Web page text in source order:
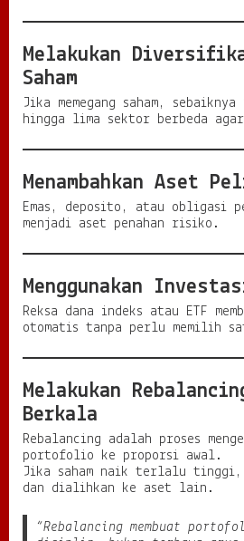
Melakukan
Saham
Jika memegang saham,
hingga lima sektor berbeda
Menambahkan Aset
Emas, deposito, atau obligasi
menjadi aset penahan risiko.
Menggunakan
Reksa dana indeks atau ETF
otomatis tanpa perlu memilih
Melakukan
Berkala
Rebalancing adalah proses
portofolio ke proporsi awal.
Jika saham naik terlalu
dan dialihkan ke aset lain.
“Rebalancing membuat